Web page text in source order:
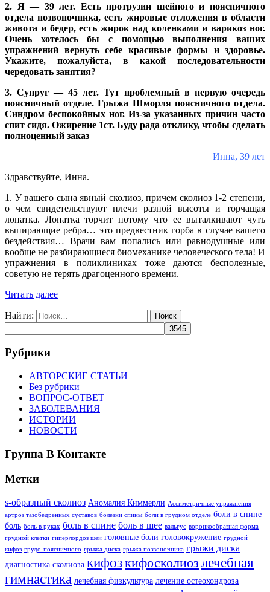
2. Я — 39 лет. Есть протрузии шейного и поясничного
отдела позвоночника, есть жировые отложения в области
живота и бедер, есть жирок над коленками и варикоз ног.
Очень хотелось бы с помощью выполнения ваших
упражнений вернуть себе красивые формы и здоровье.
Укажите, пожалуйста, в какой последовательности
чередовать занятия?
3. Супруг — 45 лет. Тут проблемный в первую очередь
поясничный отделе. Грыжа Шморля поясничного отдела.
Синдром беспокойных ног. Из-за указанных причин часто
спит сидя. Ожирение 1ст. Буду рада отклику, чтобы сделать
полноценный заказ
Инна, 39 лет
Здравствуйте, Инна.
1. У вашего сына явный сколиоз, причем сколиоз 1-2 степени,
о чем свидетельствуют плечи разной высоты и торчащая
лопатка. Лопатка торчит потому что ее выталкивают чуть
выпирающие ребра… это предвестник горба в случае вашего
бездействия… Врачи вам попались или равнодушные или
вообще не разбирающиеся биомеханике человеческого тела! И
упражнения в поликлиниках тоже даются бесполезные,
советую не терять драгоценного времени.
Читать далее
Найти:
Рубрики
АВТОРСКИЕ СТАТЬИ
Без рубрики
ВОПРОС-ОТВЕТ
ЗАБОЛЕВАНИЯ
ИСТОРИИ
НОВОСТИ
Группа В Контакте
Метки
s-образный сколиоз Аномалия Киммерли Ассиметричные упражнения
артроз тазобедренных суставов болезни спины боли в грудном отделе боли в спине
боль боль в руках боль в спине боль в шее вальгус воронкообразная форма
грудной клетки гиперлордоз шеи головные боли головокружение грудной
кифоз грудо-поясничного грыжа диска грыжа позвоночника грыжи диска
диагностика сколиоза кифозкифосколиоз лечебная
гимнастика лечебная физкультура лечение остеохондроза